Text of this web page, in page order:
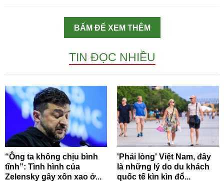
BẤM ĐỂ XEM THÊM
TIN ĐỌC NHIỀU
“Ông ta không chịu bình
tĩnh”: Tình hình của
Zelensky gây xôn xao ở...
'Phải lòng' Việt Nam, đây
là những lý do du khách
quốc tế kìn kìn đổ...